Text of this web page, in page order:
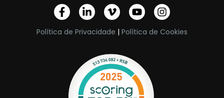
F
a
c
e
L
i
n
k
d
n
-
V
i
m
e
-
v
Y
o
u
t
b
e
I
n
s
t
Política de Privacidade | Política de Cookies